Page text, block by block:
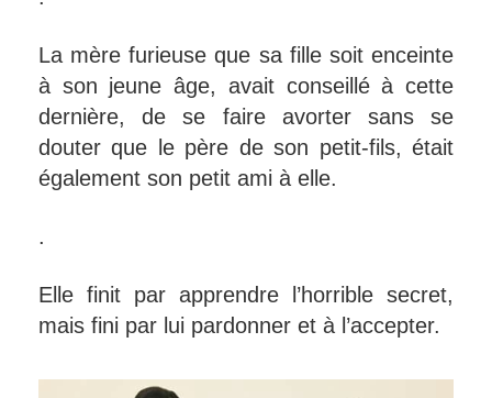
La mère furieuse que sa fille soit enceinte
à son jeune âge, avait conseillé à cette
dernière, de se faire avorter sans se
douter que le père de son petit-fils, était
également son petit ami à elle.
.
Elle finit par apprendre l’horrible secret,
mais fini par lui pardonner et à l’accepter.